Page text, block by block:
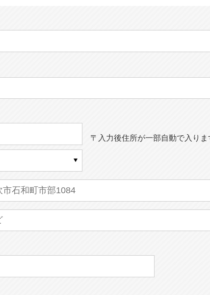
〒入力後住所が一部自動で入りま